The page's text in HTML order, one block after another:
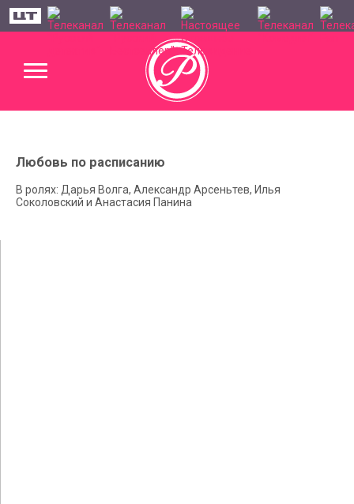
Любовь по расписанию
В ролях: Дарья Волга, Александр Арсеньтев, Илья
Соколовский и Анастасия Панина